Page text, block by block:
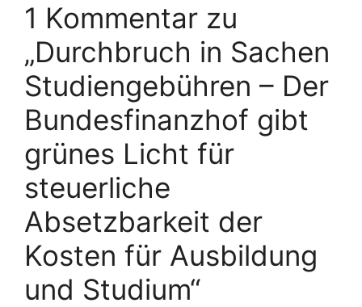
1 Kommentar zu
„Durchbruch in Sachen
Studiengebühren – Der
Bundesfinanzhof gibt
grünes Licht für
steuerliche
Absetzbarkeit der
Kosten für Ausbildung
und Studium“